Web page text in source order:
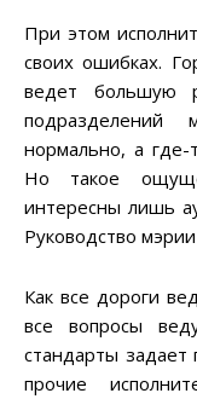
При этом
своих ошибках.
ведет большую
подразделений
нормально, а
Но такое
интересны лишь
Руководство
Как все дороги
все вопросы
стандарты
прочие